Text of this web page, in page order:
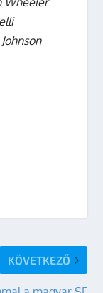
KÖVETKEZŐ